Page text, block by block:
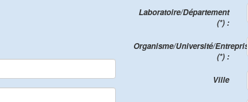
Laboratoire/Département
(*) :
Organisme/Université/Entreprise
(*) :
Ville